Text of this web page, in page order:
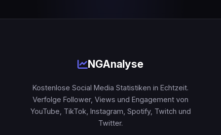
NGAnalyse
Kostenlose Social Media Statistiken in Echtzeit.
Verfolge Follower, Views und Engagement von
YouTube, TikTok, Instagram, Spotify, Twitch und
Twitter.